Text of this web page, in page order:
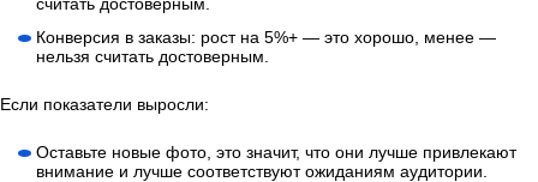
Конверсия в заказы: рост на 5%+ — это хорошо, менее —
нельзя считать достоверным.
Если показатели выросли:
Оставьте новые фото, это значит, что они лучше привлекают
внимание и лучше соответствуют ожиданиям аудитории.